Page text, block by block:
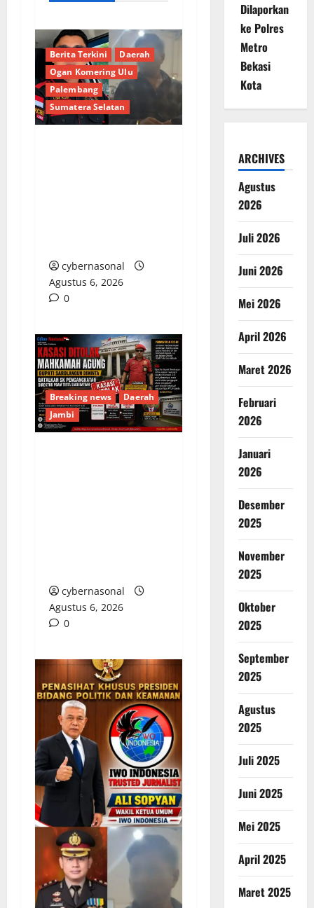
Berita Terkini
Daerah
Ogan Komering Ulu
Palembang
Sumatera Selatan
cybernasonal
Agustus 6, 2026
0
Breaking news
Daerah
Jambi
cybernasonal
Agustus 6, 2026
0
Dilaporkan
ke Polres
Metro
Bekasi
Kota
ARCHIVES
Agustus
2026
Juli 2026
Juni 2026
Mei 2026
April 2026
Maret 2026
Februari
2026
Januari
2026
Desember
2025
November
2025
Oktober
2025
September
2025
Agustus
2025
Juli 2025
Juni 2025
Mei 2025
April 2025
Maret 2025